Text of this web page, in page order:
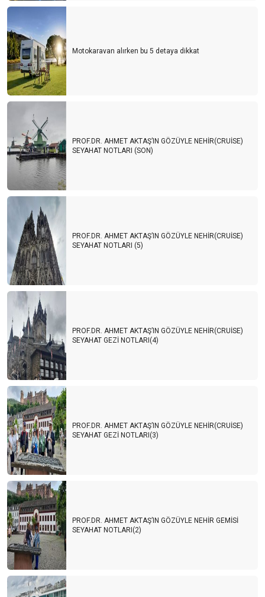
Motokaravan alırken bu 5 detaya dikkat
PROF.DR. AHMET AKTAŞ’IN GÖZÜYLE NEHİR(CRUİSE)
SEYAHAT NOTLARI (SON)
PROF.DR. AHMET AKTAŞ’IN GÖZÜYLE NEHİR(CRUİSE)
SEYAHAT NOTLARI (5)
PROF.DR. AHMET AKTAŞ’IN GÖZÜYLE NEHİR(CRUİSE)
SEYAHAT GEZİ NOTLARI(4)
PROF.DR. AHMET AKTAŞ’IN GÖZÜYLE NEHİR(CRUİSE)
SEYAHAT GEZİ NOTLARI(3)
PROF.DR. AHMET AKTAŞ’IN GÖZÜYLE NEHİR GEMİSİ
SEYAHAT NOTLARI(2)